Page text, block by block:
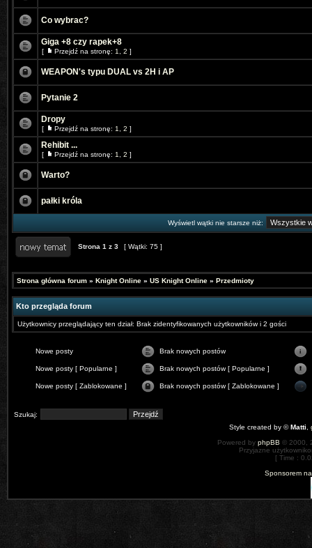
Co wybrac?
Giga +8 czy rapek+8
[ Przejdź na stronę: 1 2 ]
WEAPON's typu DUAL vs 2H i AP
Pytanie 2
Dropy
[ Przejdź na stronę: 1 2 ]
Rehibit ...
[ Przejdź na stronę: 1 2 ]
Warto?
pałki króla
Wyświetl wątki nie starsze niż:
Strona 1 z 3 [ Wątki: 75 ]
Strona główna forum » Knight Online » US Knight Online » Przedmioty
Kto przegląda forum
Użytkownicy przeglądający ten dział: Brak zidentyfikowanych użytkowników i 2 gości
Nowe posty Brak nowych postów
Nowe posty [ Popularne ] Brak nowych postów [ Popularne ]
Nowe posty [ Zablokowane ] Brak nowych postów [ Zablokowane ]
Szukaj:
Style created by ©Matti
Powered by phpBB © 2000,
Przyjazne
[ Time :
Sponsorem